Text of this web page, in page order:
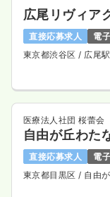
広尾リヴィア
直接応募求人
電
東京都渋谷区 / 広尾
医療法人社団 桜蕾会
自由が丘わた
直接応募求人
電
東京都目黒区 / 自由